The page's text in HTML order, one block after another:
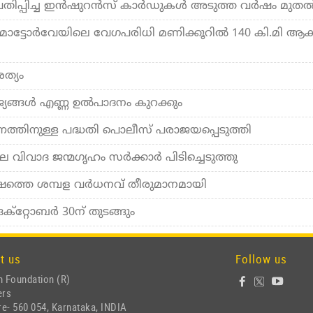
ഇന്‍ഷുറന്‍സ് കാര്‍ഡുകള്‍ അടുത്ത വര്‍ഷം
വേഗപരിധി മണിക്കൂറില്‍ 140 കി.മി
എണ്ണ ഉല്‍പാദനം കുറക്കും
പദ്ധതി പൊലീസ് പരാജയപ്പെടുത്തി
വിവാദ ജന്മഗൃഹം സര്‍ക്കാര്‍ പിടിച്ചെടുത്തു
ശമ്പള വര്‍ധനവ് തീരുമാനമായി
30ന് തുടങ്ങും
us
Foundation (R)
560 054, Karnataka, INDIA
Follow us